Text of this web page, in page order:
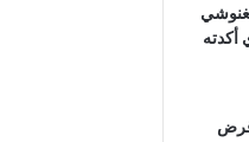
أكدته
قرض